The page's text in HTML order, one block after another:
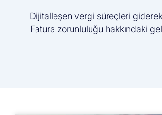
Dijitalleşen vergi süreçleri
Fatura zorunluluğu hakkındaki